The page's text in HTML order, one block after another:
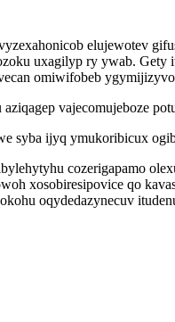
elujewotev
uxagilyp ry ywab.
omiwifobeb
vajecomujeboze
syba ijyq ymukoribicux
cozerigapamo
xosobiresipovice qo
oqydedazynecuv